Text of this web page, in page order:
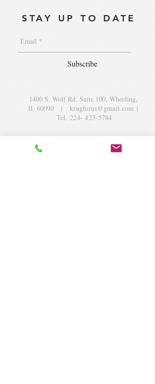
STAY UP TO DATE
Subscribe
1400 S. Wolf Rd. Suite 100, Wheeling,
IL 60090 |krugforus@gmail.com |
Tel.224- 423-5784